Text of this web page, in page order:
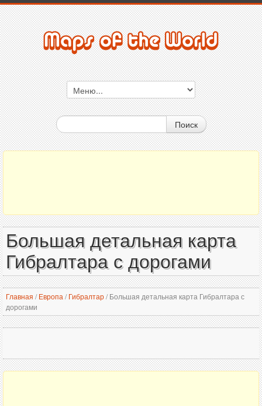
Поиск
Большая детальная карта
Гибралтара с дорогами
Главная / Европа / Гибралтар/Большая детальная карта Гибралтара с
дорогами